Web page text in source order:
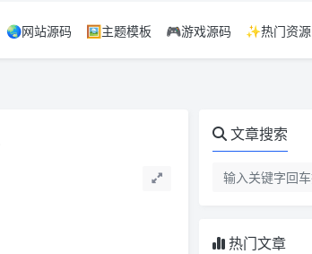
🌏网站源码 🖼️主题模板 🎮游戏源码 ✨热门资源
文章搜索
热门文章